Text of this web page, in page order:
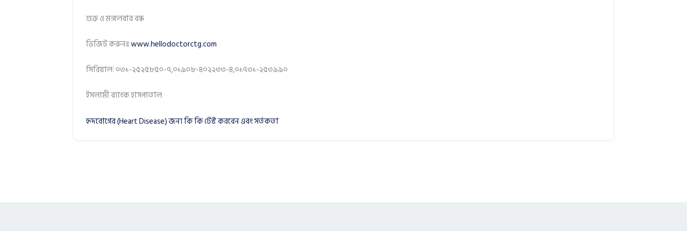
শুক্র ও মঙ্গলবার বন্ধ
ভিজিট করুনঃwww.hellodoctorctg.com
সিরিয়াল: ০৩১-২৫২৫৮৫০-৭,০১৯০৮-৪০২২৩৩-৪,০১৭৩১-২৫৩৯৯০
ইসলামী ব্যাংক হাসপাতাল
হৃদরোগের (Heart Disease) জন্য কি কি টেস্ট করবেন এবং সর্তকতা